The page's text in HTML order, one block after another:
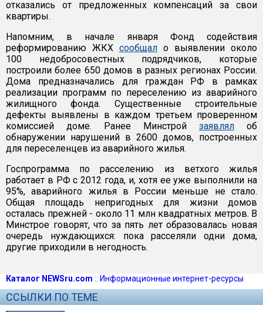
отказались от предложенных компенсаций за свои
квартиры.
Напомним, в начале января Фонд содействия
реформированию ЖКХ сообщал о выявлении около
100 недобросовестных подрядчиков, которые
построили более 650 домов в разных регионах России.
Дома предназначались для граждан РФ в рамках
реализации программ по переселению из аварийного
жилищного фонда. Существенные строительные
дефекты выявлены в каждом третьем проверенном
комиссией доме. Ранее Минстрой заявлял об
обнаружении нарушений в 2600 домов, построенных
для переселенцев из аварийного жилья.
Госпрограмма по расселению из ветхого жилья
работает в РФ с 2012 года, и, хотя ее уже выполнили на
95%, аварийного жилья в России меньше не стало.
Общая площадь непригодных для жизни домов
осталась прежней - около 11 млн квадратных метров. В
Минстрое говорят, что за пять лет образовалась новая
очередь нуждающихся: пока расселяли одни дома,
другие приходили в негодность.
Каталог NEWSru.com :: Информационные интернет-ресурсы
ССЫЛКИ ПО ТЕМЕ